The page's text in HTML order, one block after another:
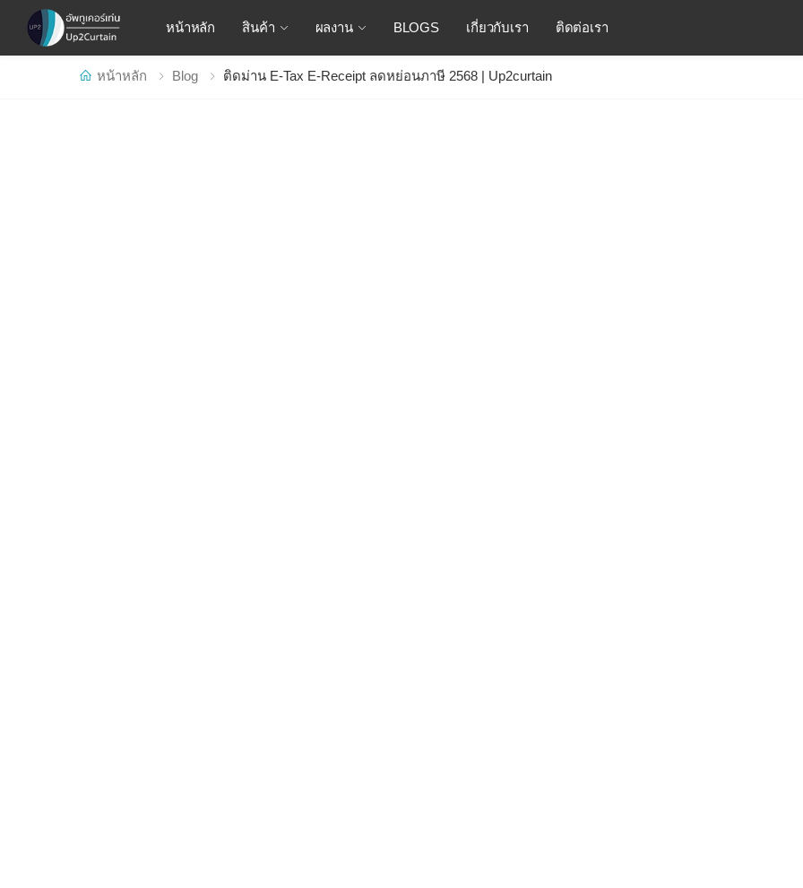
หน้าหลัก สินค้า ผลงาน BLOGS เกี่ยวกับเรา ติดต่อเรา
หน้าหลัก Blog ติดม่าน E-Tax E-Receipt ลดหย่อนภาษี 2568 | Up2curtain